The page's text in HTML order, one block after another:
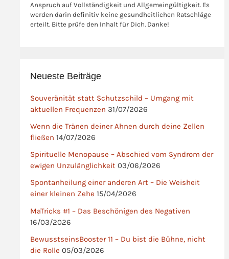
Anspruch auf Vollständigkeit und Allgemeingültigkeit. Es
werden darin definitiv keine gesundheitlichen Ratschläge
erteilt. Bitte prüfe den Inhalt für Dich. Danke!
Neueste Beiträge
Souveränität statt Schutzschild – Umgang mit
aktuellen Frequenzen 31/07/2026
Wenn die Tränen deiner Ahnen durch deine Zellen
fließen 14/07/2026
Spirituelle Menopause – Abschied vom Syndrom der
ewigen Unzulänglichkeit 03/06/2026
Spontanheilung einer anderen Art – Die Weisheit
einer kleinen Zehe 15/04/2026
MaTricks #1 – Das Beschönigen des Negativen
16/03/2026
BewusstseinsBooster 11 – Du bist die Bühne, nicht
die Rolle 05/03/2026